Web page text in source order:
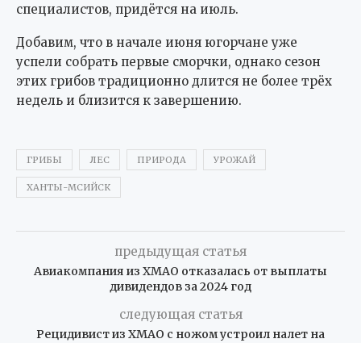
специалистов, придётся на июль.
Добавим, что в начале июня югорчане уже
успели собрать первые сморчки, однако сезон
этих грибов традиционно длится не более трёх
недель и близится к завершению.
ГРИБЫ ЛЕС ПРИРОДА УРОЖАЙ
ХАНТЫ-МСИЙСК
предыдущая статья
Авиакомпания из ХМАО отказалась от выплаты
дивидендов за 2024 год
следующая статья
Рецидивист из ХМАО с ножом устроил налет на